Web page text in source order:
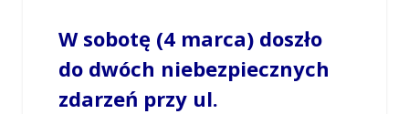
W sobotę (4 marca) doszło
do dwóch niebezpiecznych
zdarzeń przy ul.